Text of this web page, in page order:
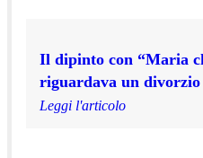
Il dipinto con “Maria
riguardava un divorzio
Leggi l'articolo